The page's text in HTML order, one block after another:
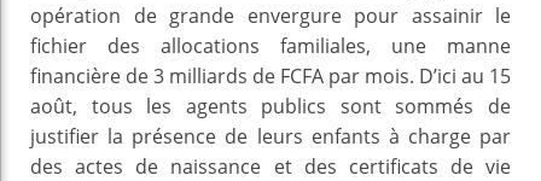
opération de grande envergure pour assainir le
fichier des allocations familiales, une manne
financière de 3 milliards de FCFA par mois. D’ici au 15
août, tous les agents publics sont sommés de
justifier la présence de leurs enfants à charge par
des actes de naissance et des certificats de vie